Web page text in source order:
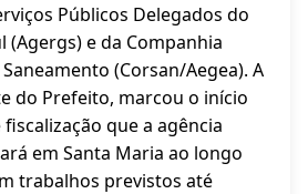
Públicos Delegados do
(Agergs) e da Companhia
(Corsan/Aegea). A
do Prefeito, marcou o início
que a agência
em Santa Maria ao longo
trabalhos previstos até